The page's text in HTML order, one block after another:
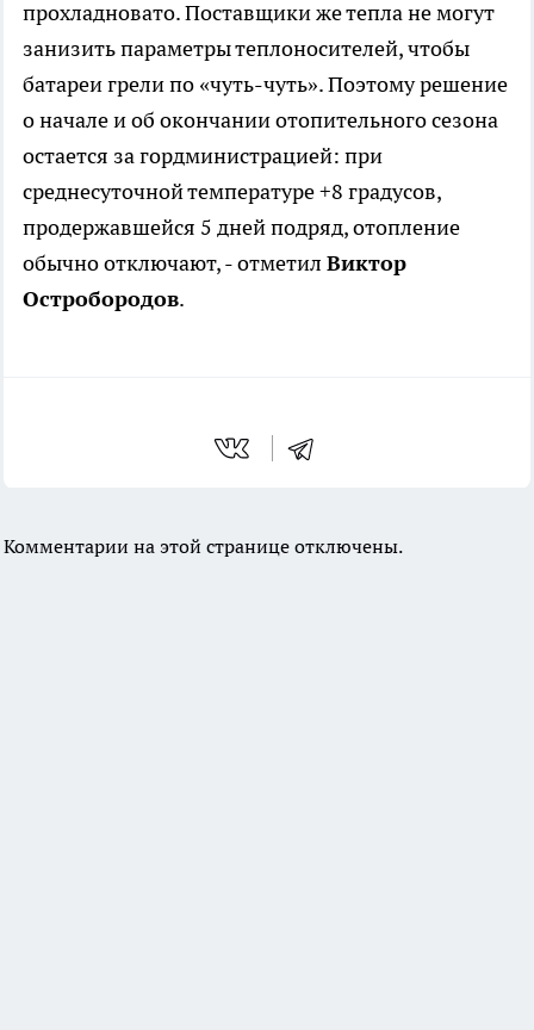
прохладновато. Поставщики же тепла не могут
занизить параметры теплоносителей, чтобы
батареи грели по «чуть-чуть». Поэтому решение
о начале и об окончании отопительного сезона
остается за гордминистрацией: при
среднесуточной температуре +8 градусов,
продержавшейся 5 дней подряд, отопление
обычно отключают, - отметил Виктор
Остробородов.
Комментарии на этой странице отключены.